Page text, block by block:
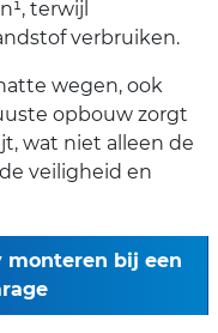
terwijl
verbruiken.
wegen, ook
opbouw zorgt
wat niet alleen de
veiligheid en
monteren bij een